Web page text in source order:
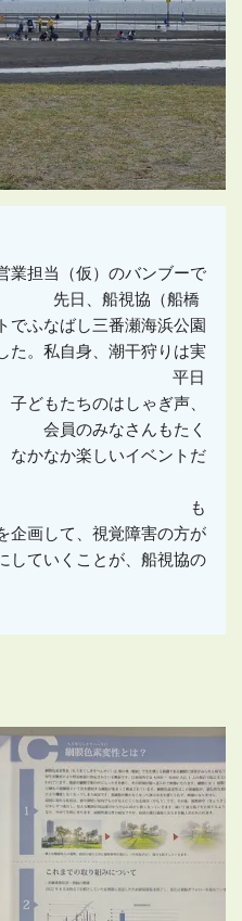
業担当（仮）のバンブーで
視協（船橋
でふなばし三番瀬海浜公園
た。私自身、潮干狩りは実
です(^^; 平日
どもたちのはしゃぎ声、
会員のみなさんもたく
なかなか楽しいイベントだ
ます。
企画して、視覚障害の方が
していくことが、船視協の
ります。